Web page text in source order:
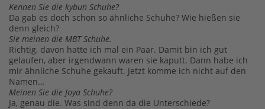
Kennen Sie die kybun Schuhe?
Da gab es doch schon so ähnliche Schuhe? Wie hießen sie
denn gleich?
Sie meinen die MBT Schuhe.
Richtig, davon hatte ich mal ein Paar. Damit bin ich gut
gelaufen, aber irgendwann waren sie kaputt. Dann habe ich
mir ähnliche Schuhe gekauft. Jetzt komme ich nicht auf den
Namen…
Meinen Sie die Joya Schuhe?
Ja, genau die. Was sind denn da die Unterschiede?